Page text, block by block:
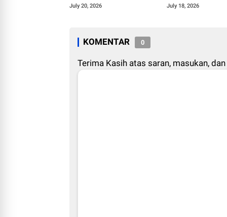
Pasundan
July 20, 2026
VI ICMI Orda
July 18, 2026
KOMENTAR 0
Terima Kasih atas saran, masukan,